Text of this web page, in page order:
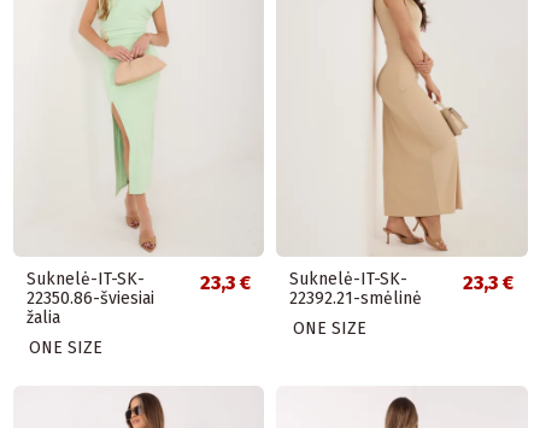
Suknelė-IT-SK-
22350.86-šviesiai
žalia
23,3 €
ONE SIZE
Suknelė-IT-SK-
22392.21-smėlinė
23,3 €
ONE SIZE